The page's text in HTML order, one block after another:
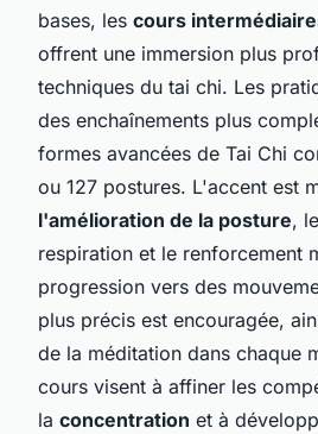
bases, les cours
offrent une immersion plus
techniques du tai chi. Les
des enchaînements plus
formes avancées de Tai Chi
ou 127 postures. L'accent est
l'amélioration de la posture,
respiration et le renforcement
progression vers des
plus précis est encouragée,
de la méditation dans chaque
cours visent à affiner les
la concentration et à